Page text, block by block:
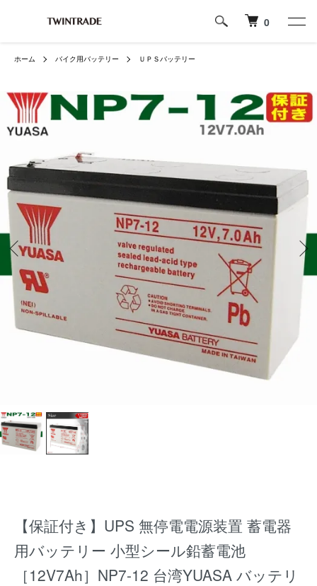
0
ホーム バイク用バッテリー ＵＰＳバッテリー
【保証付き】UPS 無停電電源装置 蓄電器
用バッテリー 小型シール鉛蓄電池
［12V7Ah］NP7-12 台湾YUASA バッテリ